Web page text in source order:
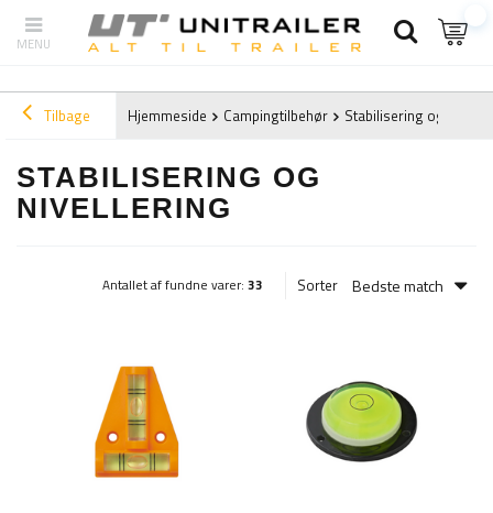
Tilbage Hjemmeside Campingtilbehør Stabilisering og
STABILISERING OG
NIVELLERING
Antallet af fundne varer: 33 Sorter Bedste match